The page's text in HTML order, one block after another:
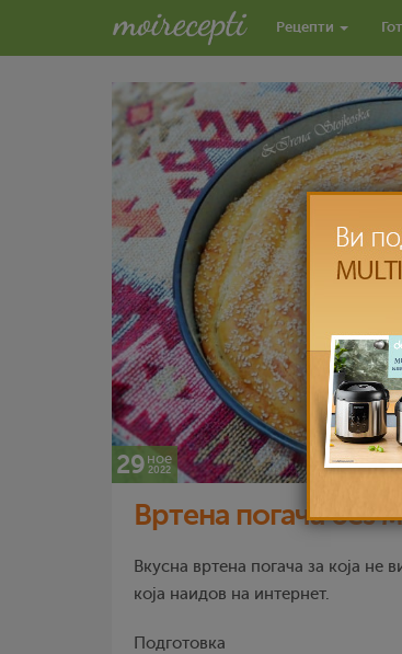
Рецепти
29 ное
2022
Вртена погача без
Вкусна вртена погача за која не
која наидов на интернет.
Подготовка